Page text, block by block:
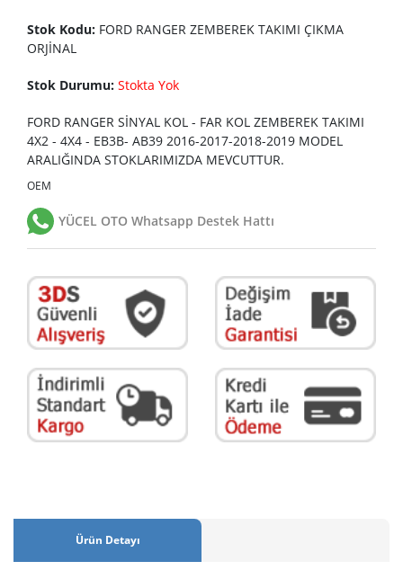
Stok Kodu: FORD RANGER ZEMBEREK TAKIMI ÇIKMA
ORJİNAL
Stok Durumu: Stokta Yok
FORD RANGER SİNYAL KOL - FAR KOL ZEMBEREK TAKIMI
4X2 - 4X4 - EB3B- AB39 2016-2017-2018-2019 MODEL
ARALIĞINDA STOKLARIMIZDA MEVCUTTUR.
OEM
YÜCEL OTO Whatsapp Destek Hattı
Ürün Detayı